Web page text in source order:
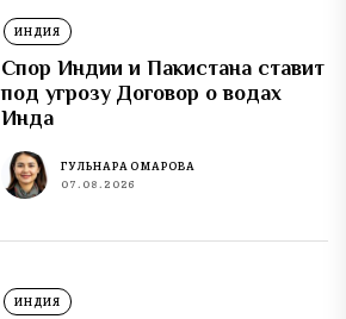
ИНДИЯ
Спор Индии и Пакистана ставит
под угрозу Договор о водах
Инда
ГУЛЬНАРА ОМАРОВА
07.08.2026
ИНДИЯ